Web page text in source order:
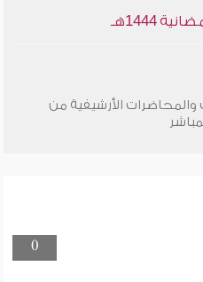
1444هـ
والمحاضرات الأرشيفية من
0